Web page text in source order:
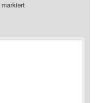
markiert